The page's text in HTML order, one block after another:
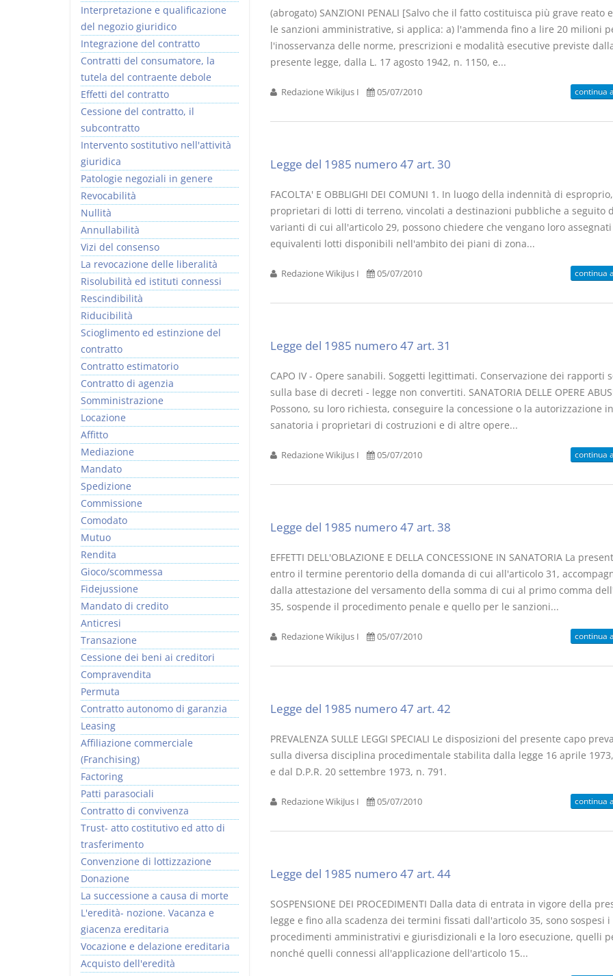
(abrogato) SANZIONI PENALI [Salvo che il fatto costituisca più grave reato
le sanzioni amministrative, si applica: a) l'ammenda fino a lire 20 milioni
l'inosservanza delle norme, prescrizioni e modalità esecutive previste
presente legge, dalla L. 17 agosto 1942, n. 1150, e...
Redazione WikiJus I 05/07/2010 continua
Legge del 1985 numero 47 art. 30
FACOLTA' E OBBLIGHI DEI COMUNI 1. In luogo della indennità di
proprietari di lotti di terreno, vincolati a destinazioni pubbliche a seguito
varianti di cui all'articolo 29, possono chiedere che vengano loro assegnati
equivalenti lotti disponibili nell'ambito dei piani di zona...
Redazione WikiJus I 05/07/2010 continua
Legge del 1985 numero 47 art. 31
CAPO IV - Opere sanabili. Soggetti legittimati. Conservazione dei rapporti
sulla base di decreti - legge non convertiti. SANATORIA DELLE OPERE
Possono, su loro richiesta, conseguire la concessione o la autorizzazione in
sanatoria i proprietari di costruzioni e di altre opere...
Redazione WikiJus I 05/07/2010 continua
Legge del 1985 numero 47 art. 38
EFFETTI DELL'OBLAZIONE E DELLA CONCESSIONE IN SANATORIA La
entro il termine perentorio della domanda di cui all'articolo 31,
dalla attestazione del versamento della somma di cui al primo comma
35, sospende il procedimento penale e quello per le sanzioni...
Redazione WikiJus I 05/07/2010 continua
Legge del 1985 numero 47 art. 42
PREVALENZA SULLE LEGGI SPECIALI Le disposizioni del presente capo
sulla diversa disciplina procedimentale stabilita dalla legge 16 aprile
e dal D.P.R. 20 settembre 1973, n. 791.
Redazione WikiJus I 05/07/2010 continua
Legge del 1985 numero 47 art. 44
SOSPENSIONE DEI PROCEDIMENTI Dalla data di entrata in vigore della
legge e fino alla scadenza dei termini fissati dall'articolo 35, sono sospesi i
procedimenti amministrativi e giurisdizionali e la loro esecuzione, quelli
nonché quelli connessi all'applicazione dell'articolo 15...
Interpretazione e qualificazione
del negozio giuridico
Integrazione del contratto
Contratti del consumatore, la
tutela del contraente debole
Effetti del contratto
Cessione del contratto, il
subcontratto
Intervento sostitutivo nell'attività
giuridica
Patologie negoziali in genere
Revocabilità
Nullità
Annullabilità
Vizi del consenso
La revocazione delle liberalità
Risolubilità ed istituti connessi
Rescindibilità
Riducibilità
Scioglimento ed estinzione del
contratto
Contratto estimatorio
Contratto di agenzia
Somministrazione
Locazione
Affitto
Mediazione
Mandato
Spedizione
Commissione
Comodato
Mutuo
Rendita
Gioco/scommessa
Fidejussione
Mandato di credito
Anticresi
Transazione
Cessione dei beni ai creditori
Compravendita
Permuta
Contratto autonomo di garanzia
Leasing
Affiliazione commerciale
(Franchising)
Factoring
Patti parasociali
Contratto di convivenza
Trust- atto costitutivo ed atto di
trasferimento
Convenzione di lottizzazione
Donazione
La successione a causa di morte
L'eredità- nozione. Vacanza e
giacenza ereditaria
Vocazione e delazione ereditaria
Acquisto dell'eredità